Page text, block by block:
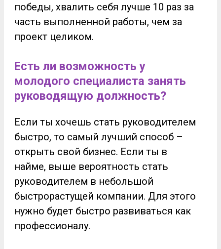
победы, хвалить себя лучше 10 раз за
часть выполненной работы, чем за
проект целиком.
Есть ли возможность у
молодого специалиста занять
руководящую должность?
Если ты хочешь стать руководителем
быстро, то самый лучший способ –
открыть свой бизнес. Если ты в
найме, выше вероятность стать
руководителем в небольшой
быстрорастущей компании. Для этого
нужно будет быстро развиваться как
профессионалу.